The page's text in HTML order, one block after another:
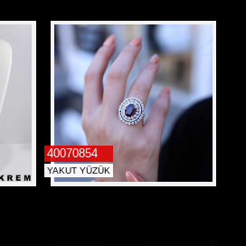
40070854
YAKUT YÜZÜK